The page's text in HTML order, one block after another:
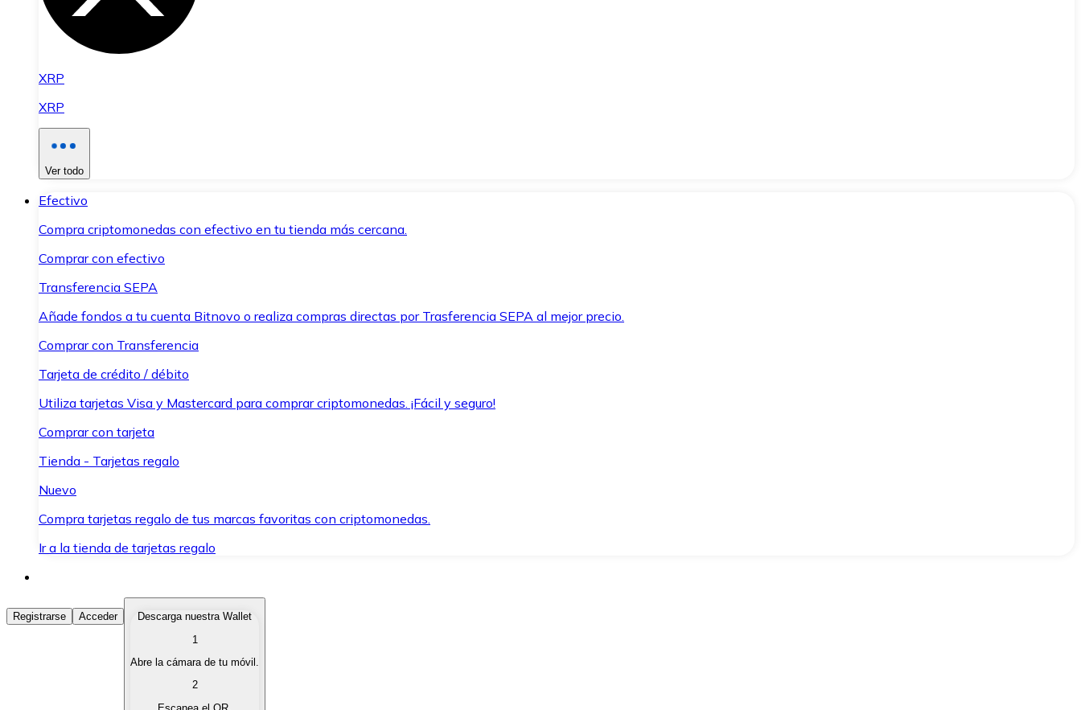
XRP
XRP
Ver todo
Efectivo
Compra criptomonedas con efectivo en tu tienda más cercana.
Comprar con efectivo
Transferencia SEPA
Añade fondos a tu cuenta Bitnovo o realiza compras directas por Trasferencia SEPA al mejor precio.
Comprar con Transferencia
Tarjeta de crédito / débito
Utiliza tarjetas Visa y Mastercard para comprar criptomonedas. ¡Fácil y seguro!
Comprar con tarjeta
Tienda - Tarjetas regalo
Nuevo
Compra tarjetas regalo de tus marcas favoritas con criptomonedas.
Ir a la tienda de tarjetas regalo
Comprar Criptomonedas
Compra criptomonedas con diferentes métodos de pago.
Vende tus criptomonedas de forma rápida y segura.
Registrarse Acceder
Descarga nuestra Wallet
1
Abre la cámara de tu móvil.
2